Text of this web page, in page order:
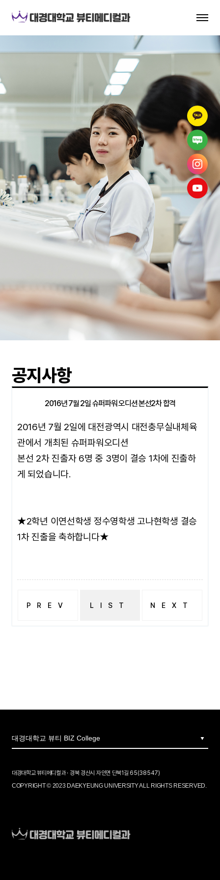
공지사항
2016년 7월 2일 슈퍼파워 오디션 본선2차 합격
2016년 7월 2일에 대전광역시 대전충무실내체육
관에서 개최된 슈퍼파워오디션
본선 2차 진출자 6명 중 3명이 결승 1차에 진출하
게 되었습니다.
★2학년 이연선학생 정수영학생 고나현학생 결승
1차 진출을 축하합니다★
PREV LIST NEXT
대경대학교 뷰티메디컬과 · 경북 경산시 자인면 단북1길 65(38547)
COPYRIGHT © 2023 DAEKYEUNG UNIVERSITY ALL RIGHTS RESERVED.